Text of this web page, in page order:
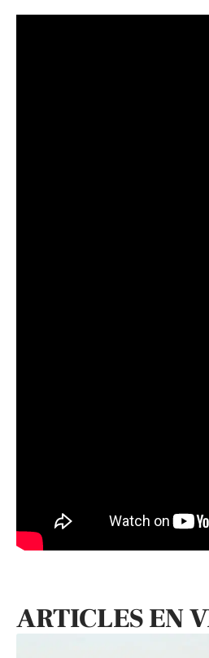
ARTICLES EN